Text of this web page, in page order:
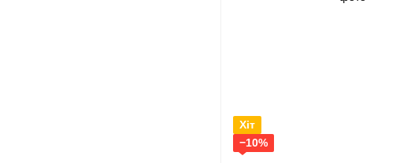
Хіт
−10%